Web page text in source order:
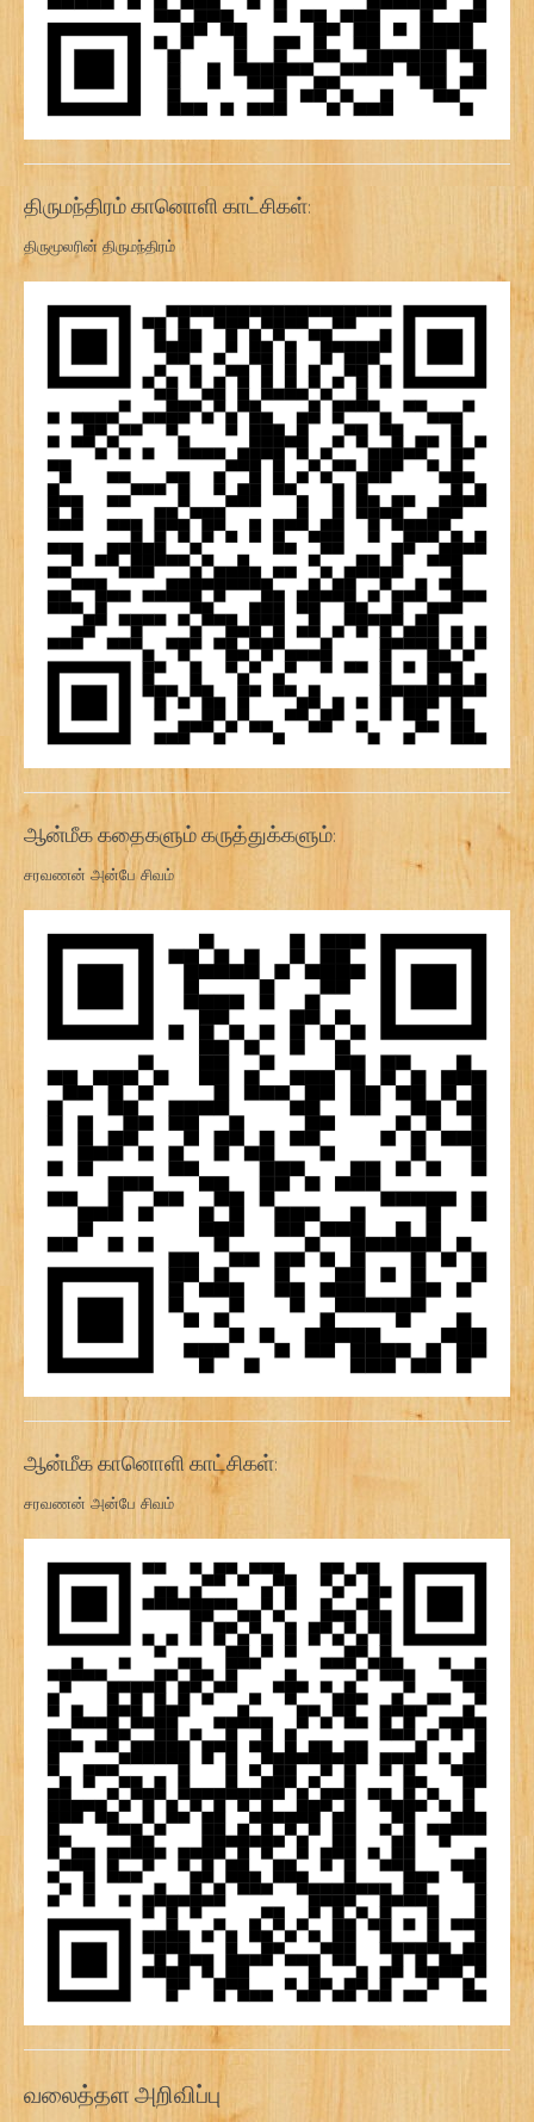
திருமந்திரம் கானொளி காட்சிகள்:
திருமூலரின் திருமந்திரம்
ஆன்மீக கதைகளும் கருத்துக்களும்:
சரவணன் அன்பே சிவம்
ஆன்மீக கானொளி காட்சிகள்:
சரவணன் அன்பே சிவம்
வலைத்தள அறிவிப்பு